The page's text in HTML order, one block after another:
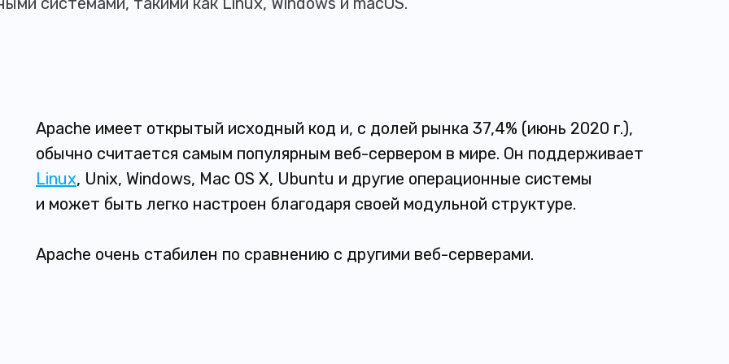
Apache имеет открытый исходный код и, с долей рынка 37,4% (июнь 2020 г.),
обычно считается самым популярным веб-сервером в мире. Он поддерживает
Linux, Unix, Windows, Mac OS X, Ubuntu и другие операционные системы
и может быть легко настроен благодаря своей модульной структуре.
Apache очень стабилен по сравнению с другими веб-серверами.